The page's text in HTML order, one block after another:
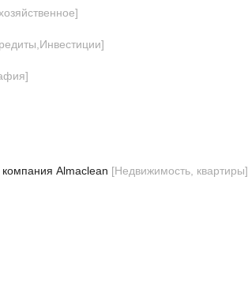
]
]
]
Almaclean [Недвижимость, квартиры]